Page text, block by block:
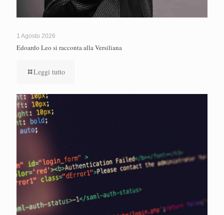
1 Agosto 2026
Edoardo Leo si racconta alla Versiliana
Leggi tutto